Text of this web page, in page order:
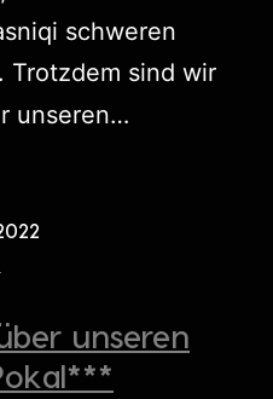
schweren
Trotzdem sind wir
unseren…
unseren